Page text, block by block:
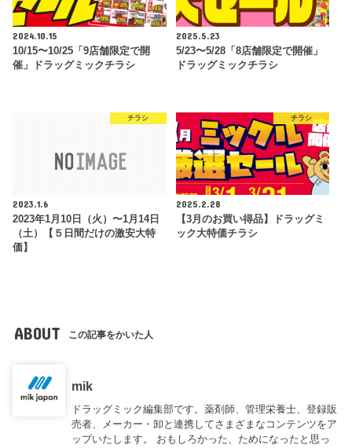
2024.10.15
10/15〜10/25「9店舗限定で開
催」ドラッグミックチラシ
2025.5.23
5/23〜5/28「8店舗限定で開催」
ドラッグミックチラシ
チラシ
2023.1.6
2023年1月10日（火）〜1月14日
（土）【５日間だけの激安大特
価】
チラシ
2025.2.28
【3月のお買い得品】ドラッグミ
ック大特価チラシ
ABOUT この記事をかいた人
mik
ドラッグミック編集部です。薬剤師、管理栄養士、登録販
売者、メーカー・卸と連携してさまざまなコンテンツをア
ップいたします。 おもしろかった、ためになったと思っ